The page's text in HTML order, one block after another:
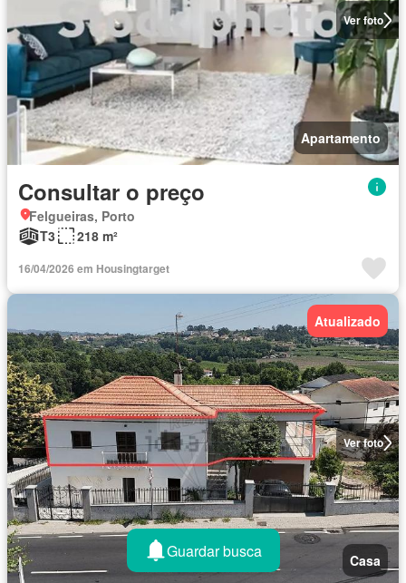
Ver foto
Apartamento
Consultar o preço
Felgueiras, Porto
T3
218 m²
16/04/2026 em Housingtarget
Ver foto
Atualizado
Casa
Guardar busca